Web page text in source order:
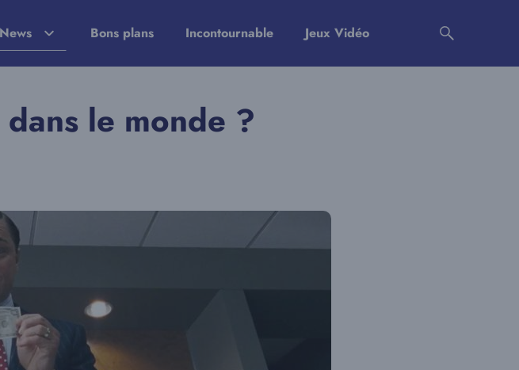
News Bons plans Incontournable Jeux Vidéo
le monde ?